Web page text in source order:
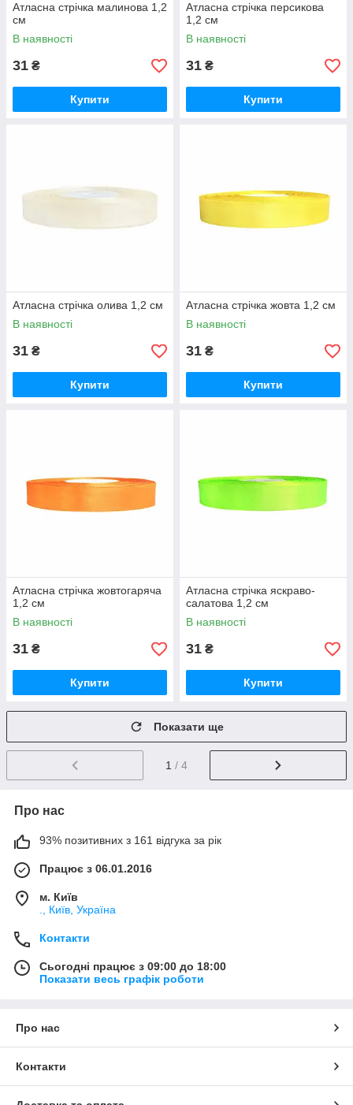
Атласна стрічка малинова 1,2
см
В наявності
31 ₴
Купити
Атласна стрічка персикова
1,2 см
В наявності
31 ₴
Купити
Атласна стрічка олива 1,2 см
В наявності
31 ₴
Купити
Атласна стрічка жовта 1,2 см
В наявності
31 ₴
Купити
Атласна стрічка жовтогаряча
1,2 см
В наявності
31 ₴
Купити
Атласна стрічка яскраво-
салатова 1,2 см
В наявності
31 ₴
Купити
Показати ще
1 / 4
Про нас
93% позитивних з 161 відгука за рік
Працює з 06.01.2016
м. Київ
., Київ, Україна
Контакти
Сьогодні працює з 09:00 до 18:00
Показати весь графік роботи
Про нас
Контакти